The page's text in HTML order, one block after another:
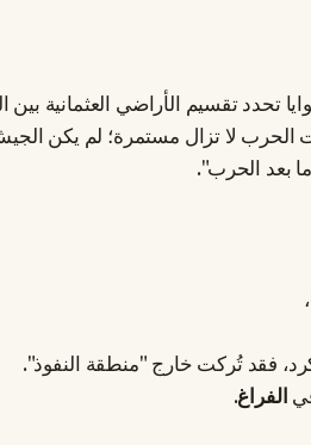
تحدد تقسيم الأراضي العثمانية
الحرب لا تزال مستمرة؛ لم يكن
بعد الحرب".
فقد تُركت خارج "منطقة النفوذ".
الفراغ.